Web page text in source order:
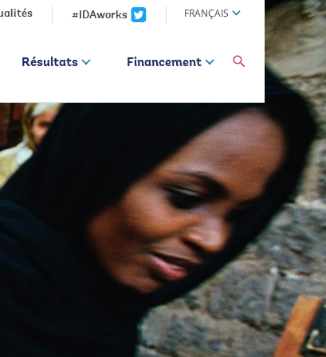
#IDAworks
Global
FRANÇAIS
Résultats Financement
global
dropdown